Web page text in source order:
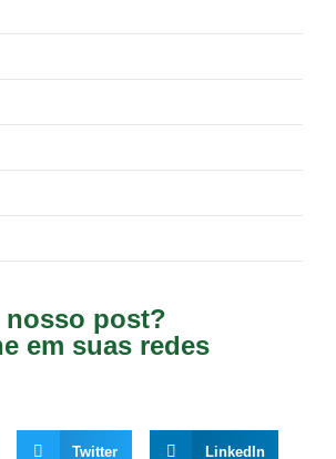
post?
em suas redes
Twitter LinkedIn